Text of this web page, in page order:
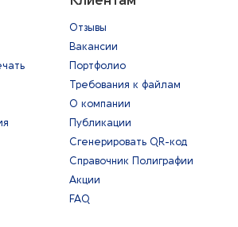
Отзывы
Вакансии
Портфолио
Требования к файлам
О компании
Публикации
Сгенерировать QR-код
Справочник Полиграфии
Акции
FAQ